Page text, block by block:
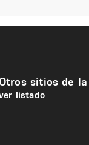
sitios de
listado